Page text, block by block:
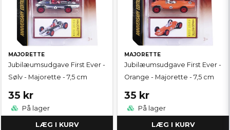
MAJORETTE
Jubilæumsudgave First Ever -
Sølv - Majorette - 7,5 cm
35 kr
På lager
LÆG I KURV
MAJORETTE
Jubilæumsudgave First Ever -
Orange - Majorette - 7,5 cm
35 kr
På lager
LÆG I KURV